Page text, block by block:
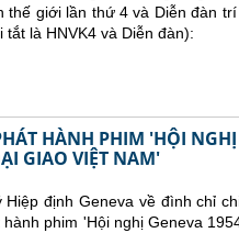
giới lần thứ 4 và Diễn đàn
là HNVK4 và Diễn đàn):
HÀNH PHIM 'HỘI
GIAO VIỆT NAM'
định Geneva về đình chỉ
phim 'Hội nghị Geneva